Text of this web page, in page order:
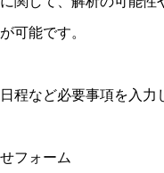
可能です。
程など必要事項を入力
フォーム